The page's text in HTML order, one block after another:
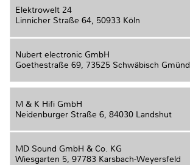
Elektrowelt 24
Linnicher Straße 64, 50933 Köln
Nubert electronic GmbH
Goethestraße 69, 73525 Schwäbisch Gmünd
M & K Hifi GmbH
Neidenburger Straße 6, 84030 Landshut
MD Sound GmbH & Co. KG
Wiesgarten 5, 97783 Karsbach-Weyersfeld